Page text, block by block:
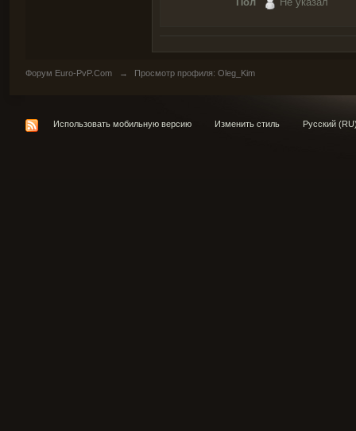
Форум Euro-PvP.Com → Просмотр профиля: Oleg_Kim
Использовать мобильную версию Изменить стиль Русский